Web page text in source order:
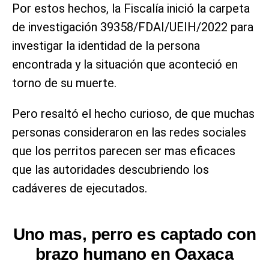
Por estos hechos, la Fiscalía inició la carpeta
de investigación 39358/FDAI/UEIH/2022 para
investigar la identidad de la persona
encontrada y la situación que aconteció en
torno de su muerte.
Pero resaltó el hecho curioso, de que muchas
personas consideraron en las redes sociales
que los perritos parecen ser mas eficaces
que las autoridades descubriendo los
cadáveres de ejecutados.
Uno mas, perro es captado con
brazo humano en Oaxaca